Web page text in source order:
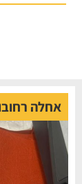
אחלה רחובות